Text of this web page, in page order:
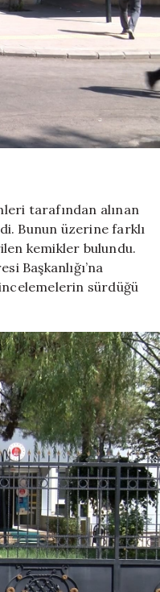
tarafından alınan
Bunun üzerine farklı
kemikler bulundu.
Başkanlığı’na
sürdüğü